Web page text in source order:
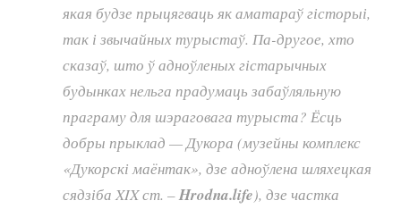
якая будзе прыцягваць як аматараў гісторыі,
так і звычайных турыстаў. Па-другое, хто
сказаў, што ў адноўленых гістарычных
будынках нельга прадумаць забаўляльную
праграму для шэраговага турыста? Ёсць
добры прыклад — Дукора (музейны комплекс
«Дукорскі маёнтак», дзе адноўлена шляхецкая
сядзіба XIX ст. –Hrodna.life), дзе частка